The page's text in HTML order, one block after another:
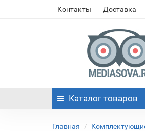
Контакты Доставка
Каталог товаров
Главная